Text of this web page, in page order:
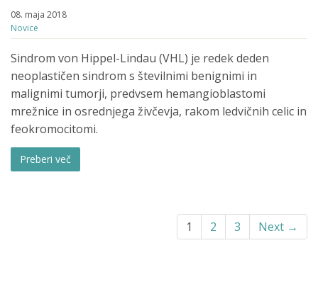
08. maja 2018
Novice
Sindrom von Hippel-Lindau (VHL) je redek deden
neoplastičen sindrom s številnimi benignimi in
malignimi tumorji, predvsem hemangioblastomi
mrežnice in osrednjega živčevja, rakom ledvičnih celic in
feokromocitomi.
Preberi več
1 2 3 Next →